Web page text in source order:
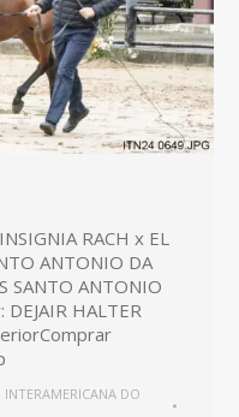
RACH x EL
ANTONIO DA
SANTO ANTONIO
HALTER
INTERAMERICANA DO